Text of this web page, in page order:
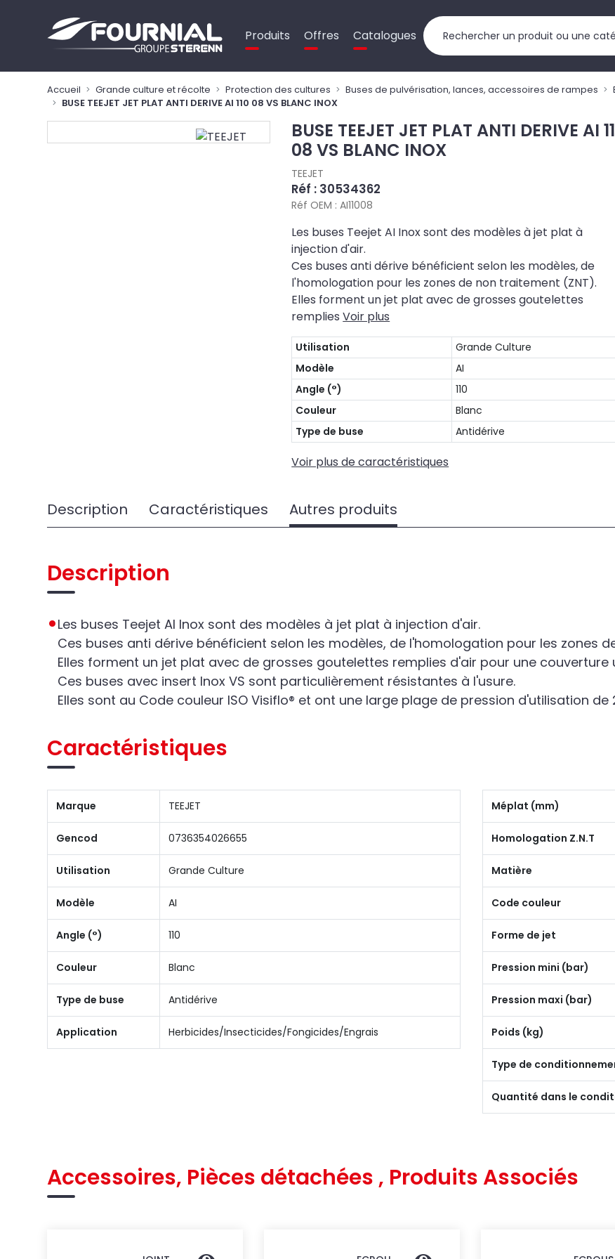
Produits Offres Catalogues
Accueil Grande culture et récolte Protection des cultures Buses de pulvérisation, lances, accessoires de rampes
BUSE TEEJET JET PLAT ANTI DERIVE AI 110 08 VS BLANC INOX
BUSE TEEJET JET PLAT ANTI DERIVE AI
08 VS BLANC INOX
TEEJET
Réf : 30534362
Réf OEM : AI11008
Les buses Teejet AI Inox sont des modèles à jet plat à
injection d'air.
Ces buses anti dérive bénéficient selon les modèles, de
l'homologation pour les zones de non traitement (ZNT).
Elles forment un jet plat avec de grosses goutelettes
rempliesVoir plus
Utilisation
Grande Culture
Modèle
AI
Angle (°)
110
Couleur
Blanc
Type de buse
Antidérive
Voir plus de caractéristiques
Description Caractéristiques Autres produits
Description
Les buses Teejet AI Inox sont des modèles à jet plat à injection d'air.
Ces buses anti dérive bénéficient selon les modèles, de l'homologation pour les zones
Elles forment un jet plat avec de grosses goutelettes remplies d'air pour une couverture
Ces buses avec insert Inox VS sont particulièrement résistantes à l'usure.
Elles sont au Code couleur ISO Visiflo® et ont une large plage de pression d'utilisation de
Caractéristiques
Marque TEEJET
Gencod 0736354026655
Utilisation Grande Culture
Modèle AI
Angle (°) 110
Couleur Blanc
Type de buse Antidérive
Application Herbicides/Insecticides/Fongicides/Engrais
Méplat (mm)
Homologation Z.N.T
Matière
Code couleur
Forme de jet
Pression mini (bar)
Pression maxi (bar)
Poids (kg)
Type de
Quantité dans le
Accessoires, Pièces détachées , Produits Associés